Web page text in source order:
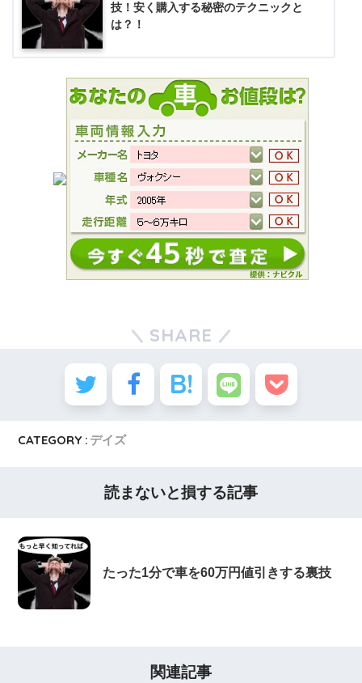
技！安く購入する秘密のテクニックと
は？！
SHARE
CATEGORY : デイズ
読まないと損する記事
たった1分で車を60万円値引きする裏技
関連記事